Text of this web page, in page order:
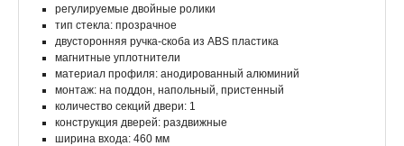
регулируемые двойные ролики
тип стекла: прозрачное
двусторонняя ручка-скоба из ABS пластика
магнитные уплотнители
материал профиля: анодированный алюминий
монтаж: на поддон, напольный, пристенный
количество секций двери: 1
конструкция дверей: раздвижные
ширина входа: 460 мм